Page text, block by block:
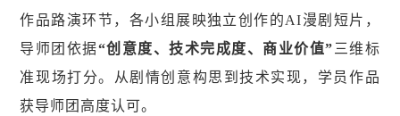
作品路演环节，各小组展映独立创作的AI漫剧短片，
导师团依据“创意度、技术完成度、商业价值”三维标
准现场打分。从剧情创意构思到技术实现，学员作品
获导师团高度认可。